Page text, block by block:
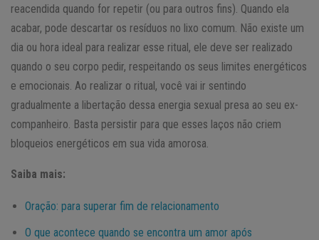
reacendida quando for repetir (ou para outros fins). Quando ela
acabar, pode descartar os resíduos no lixo comum. Não existe um
dia ou hora ideal para realizar esse ritual, ele deve ser realizado
quando o seu corpo pedir, respeitando os seus limites energéticos
e emocionais. Ao realizar o ritual, você vai ir sentindo
gradualmente a libertação dessa energia sexual presa ao seu ex-
companheiro. Basta persistir para que esses laços não criem
bloqueios energéticos em sua vida amorosa.
Saiba mais:
Oração: para superar fim de relacionamento
O que acontece quando se encontra um amor após